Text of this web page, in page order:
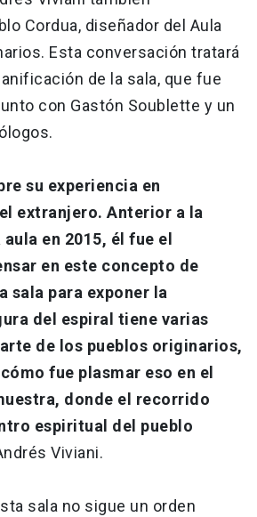
Cordua, diseñador del Aula
Esta conversación tratará
de la sala, que fue
con Gastón Soublette y un
su experiencia en
extranjero. Anterior a la
en 2015, él fue el
en este concepto de
sala para exponer la
del espiral tiene varias
de los pueblos originarios,
fue plasmar eso en el
donde el recorrido
espiritual del pueblo
Viviani.
sala no sigue un orden